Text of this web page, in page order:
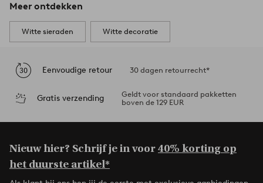
Meer ontdekken
Witte sieraden Witte decoratie
Eenvoudige retour 30 dagen retourrecht*
Gratis verzending
Geldt voor standaard pakketten
boven de 129 EUR
Nieuw hier? Schrijf je in voor40% korting op
het duurste artikel*